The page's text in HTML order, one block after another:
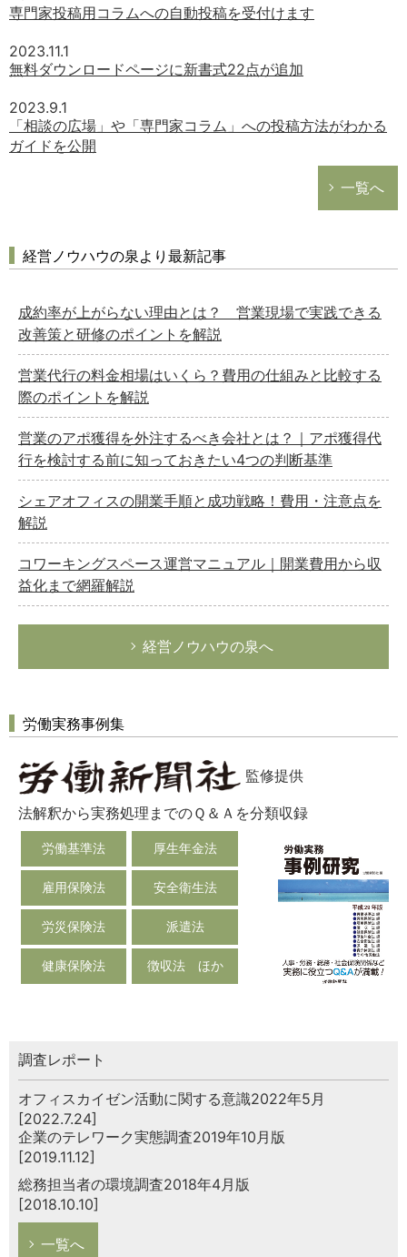
専門家投稿用コラムへの自動投稿を受付けます
2023.11.1
無料ダウンロードページに新書式22点が追加
2023.9.1
「相談の広場」や「専門家コラム」への投稿方法がわかる
ガイドを公開
一覧へ
経営ノウハウの泉より最新記事
成約率が上がらない理由とは？ 営業現場で実践できる
改善策と研修のポイントを解説
営業代行の料金相場はいくら？費用の仕組みと比較する
際のポイントを解説
営業のアポ獲得を外注するべき会社とは？｜アポ獲得代
行を検討する前に知っておきたい4つの判断基準
シェアオフィスの開業手順と成功戦略！費用・注意点を
解説
コワーキングスペース運営マニュアル｜開業費用から収
益化まで網羅解説
経営ノウハウの泉へ
労働実務事例集
監修提供
法解釈から実務処理までのＱ＆Ａを分類収録
労働基準法 厚生年金法
雇用保険法 安全衛生法
労災保険法 派遣法
健康保険法 徴収法 ほか
調査レポート
オフィスカイゼン活動に関する意識2022年5月
[2022.7.24]
企業のテレワーク実態調査2019年10月版
[2019.11.12]
総務担当者の環境調査2018年4月版
[2018.10.10]
一覧へ